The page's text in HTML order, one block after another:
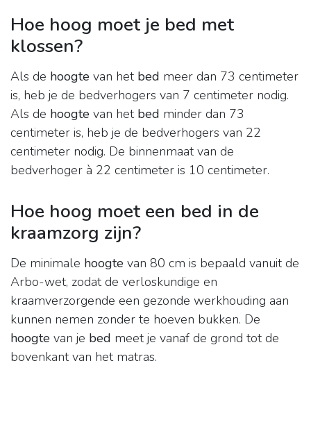
Hoe hoog moet je bed met
klossen?
Als de hoogte van het bed meer dan 73 centimeter
is, heb je de bedverhogers van 7 centimeter nodig.
Als de hoogte van het bed minder dan 73
centimeter is, heb je de bedverhogers van 22
centimeter nodig. De binnenmaat van de
bedverhoger à 22 centimeter is 10 centimeter.
Hoe hoog moet een bed in de
kraamzorg zijn?
De minimale hoogte van 80 cm is bepaald vanuit de
Arbo-wet, zodat de verloskundige en
kraamverzorgende een gezonde werkhouding aan
kunnen nemen zonder te hoeven bukken. De
hoogte van je bed meet je vanaf de grond tot de
bovenkant van het matras.